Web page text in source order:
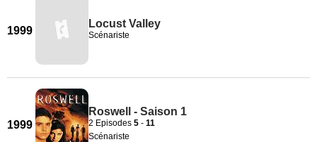
1999
Locust Valley
Scénariste
1999
Roswell - Saison 1
2 Episodes 5 - 11
Scénariste